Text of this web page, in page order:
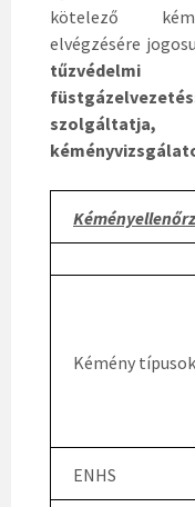
kötelező
elvégzésére
Kémény típusok
ENHS